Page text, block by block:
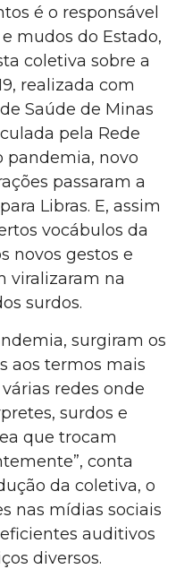
é o responsável
mudos do Estado,
coletiva sobre a
realizada com
Saúde de Minas
pela Rede
pandemia, novo
passaram a
Libras. E, assim
vocábulos da
novos gestos e
viralizaram na
surdos.
surgiram os
aos termos mais
redes onde
surdos e
que trocam
conta
da coletiva, o
nas mídias sociais
auditivos
diversos.